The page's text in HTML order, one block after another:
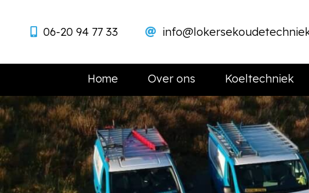
06-20 94 77 33
Home Over ons Koeltechniek